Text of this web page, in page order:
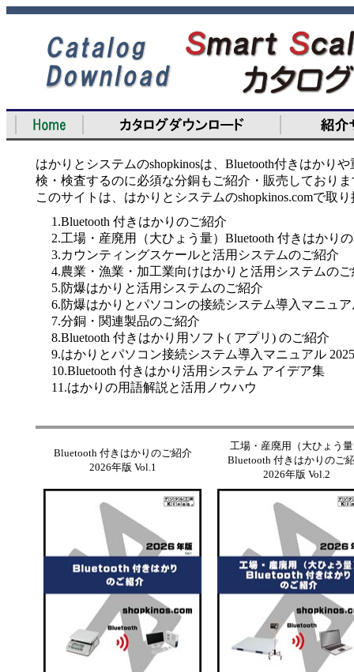
はかりとシステムのshopkinosは、Bluetooth付きはかり
検・検査するのに必須な分銅もご紹介・販売しており
このサイトは、はかりとシステムのshopkinos.comで取
1.Bluetooth 付きはかりのご紹介
2.工場・産廃用（大ひょう量）Bluetooth 付きはかり
3.カウンティングスケールと活用システムのご紹介
4.農業・漁業・加工業向けはかりと活用システムの
5.防爆はかりと活用システムのご紹介
6.防爆はかりとパソコンの接続システム導入マニュア
7.分銅・関連製品のご紹介
8.Bluetooth 付きはかり用ソフト( アプリ) のご紹介
9.はかりとパソコン接続システム導入マニュアル
10.Bluetooth 付きはかり活用システム アイデア集
11.はかりの用語解説と活用ノウハウ
Bluetooth 付きはかりのご紹介
2026年版 Vol.1
工場・産廃用（大ひょう
Bluetooth 付きはかりのご
2026年版 Vol.2